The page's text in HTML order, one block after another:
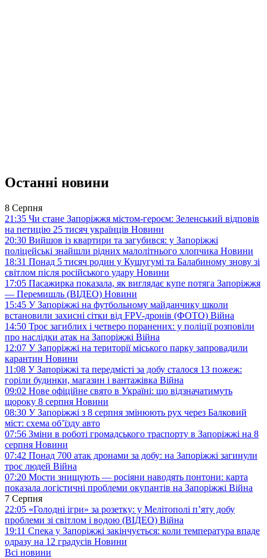
Останні новини
8 Серпня
21:35 Чи стане Запоріжжя містом-героєм: Зеленський відповів
на петицію 25 тисяч українців Новини
20:30 Вийшов із квартири та загубився: у Запоріжжі
поліцейські знайшли рідних малолітнього хлопчика Новини
18:31 Понад 5 тисяч родин у Кушугумі та Балабиному знову зі
світлом після російського удару Новини
17:05 Пасажирка показала, як виглядає купе потяга Запоріжжя
— Перемишль (ВІДЕО) Новини
15:45 У Запоріжжі на футбольному майданчику школи
встановили захисні сітки від FPV-дронів (ФОТО) Війна
14:50 Троє загиблих і четверо поранених: у поліції розповіли
про наслідки атак на Запоріжжі Війна
12:07 У Запоріжжі на території міського парку запровадили
карантин Новини
11:08 У Запоріжжі та передмісті за добу сталося 13 пожеж:
горіли будинки, магазин і вантажівка Війна
09:02 Нове офіційне свято в Україні: що відзначатимуть
щороку 8 серпня Новини
08:30 У Запоріжжі з 8 серпня змінюють рух через Балковий
міст: схема об’їзду авто
07:56 Зміни в роботі громадського траспорту в Запоріжжі на 8
серпня Новини
07:42 Понад 700 атак дронами за добу: на Запоріжжі загинули
троє людей Війна
07:20 Мости знищують — росіяни наводять понтони: карта
показала логістичні проблеми окупантів на Запоріжжі Війна
7 Серпня
22:05 «Голодні ігри» за розетку: у Мелітополі п’яту добу
проблеми зі світлом і водою (ВІДЕО) Війна
19:11 Спека у Запоріжжі закінчується: коли температура впаде
одразу на 12 градусів Новини
Всі новини